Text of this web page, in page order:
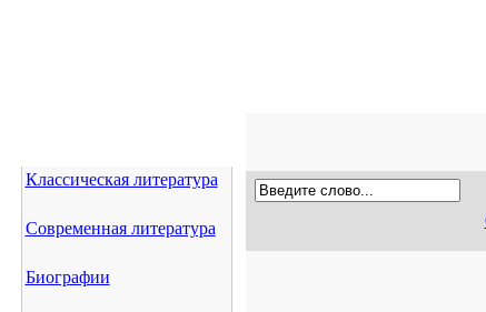
Классическая литература
Современная литература
Биографии